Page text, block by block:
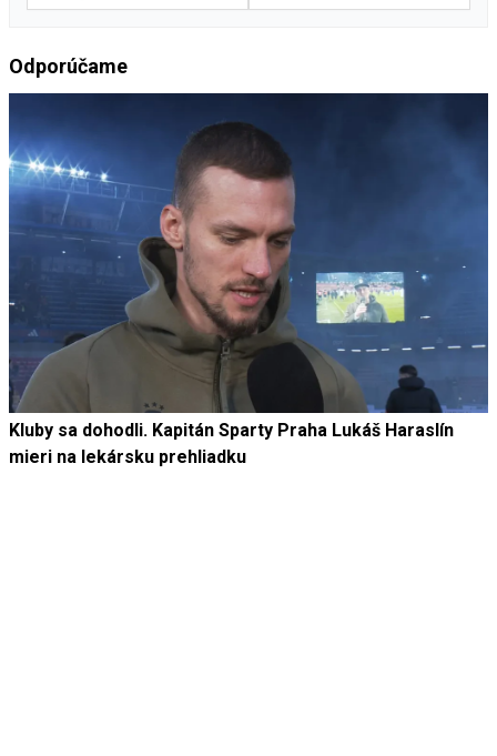
Odporúčame
Kluby sa dohodli. Kapitán Sparty Praha Lukáš Haraslín
mieri na lekársku prehliadku